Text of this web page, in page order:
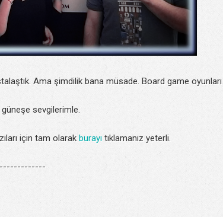
Ama şimdilik bana müsade. Board game oyunları
sevgilerimle.
için tam olarak burayı tıklamanız yeterli.